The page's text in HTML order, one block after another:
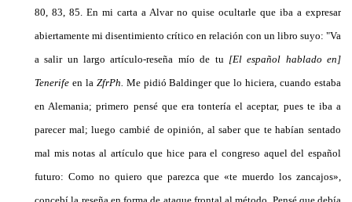
80, 83, 85. En mi carta a Alvar no qui­se ocultarle que iba a expresar
abiertamente mi disen­timiento crítico en relación con un libro suyo: "Va
a salir un largo artículo-reseña mío de tu [El español ha­blado en]
Tenerife en la ZfrPh. Me pidió Baldinger que lo hiciera, cuando estaba
en Alemania; primero pensé que era tontería el aceptar, pues te iba a
parecer mal; luego cambié de opinión, al saber que te habían sen­tado
mal mis notas al artículo que hice para el con­greso aquel del español
futuro: Como no quiero que parezca que «te muerdo los zancajos»,